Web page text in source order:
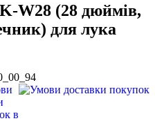
W28 (28 дюймів,
для лука